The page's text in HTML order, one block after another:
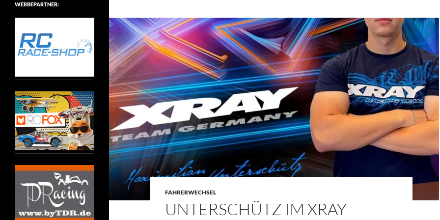
FAHRERWECHSEL
UNTERSCHÜTZ IM XRAY
WERBEPARTNER: